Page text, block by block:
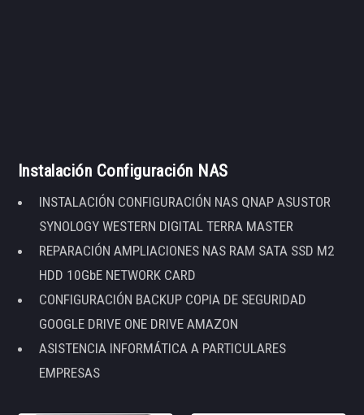
Instalación Configuración NAS
INSTALACIÓN CONFIGURACIÓN NAS QNAP ASUSTOR
SYNOLOGY WESTERN DIGITAL TERRA MASTER
REPARACIÓN AMPLIACIONES NAS RAM SATA SSD M2
HDD 10GbE NETWORK CARD
CONFIGURACIÓN BACKUP COPIA DE SEGURIDAD
GOOGLE DRIVE ONE DRIVE AMAZON
ASISTENCIA INFORMÁTICA A PARTICULARES
EMPRESAS